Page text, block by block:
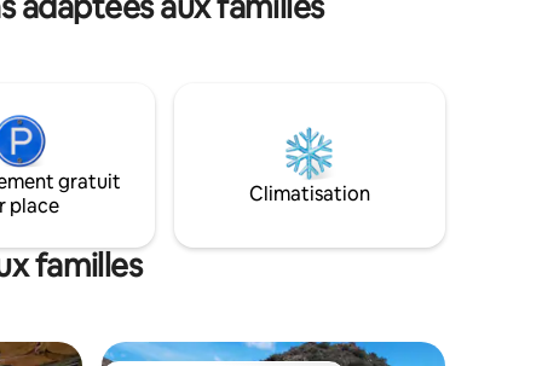
gratuit
place
Climatisation
familles